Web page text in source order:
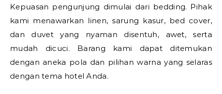
Kepuasan pengunjung dimulai dari bedding. Pihak
kami menawarkan linen, sarung kasur, bed cover,
dan duvet yang nyaman disentuh, awet, serta
mudah dicuci. Barang kami dapat ditemukan
dengan aneka pola dan pilihan warna yang selaras
dengan tema hotel Anda.